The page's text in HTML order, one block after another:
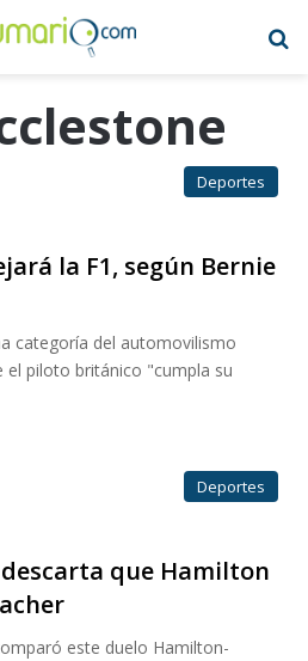
Deportes
la F1, según Bernie
categoría del automovilismo
el piloto británico "cumpla su
Deportes
que Hamilton
este duelo Hamilton-